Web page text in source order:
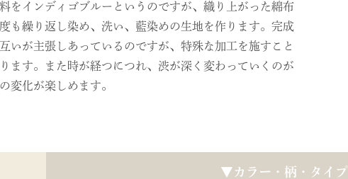
をインディゴブルーというのですが、織り上がった綿布
も繰り返し染め、洗い、藍染めの生地を作ります。完成
いが主張しあっているのですが、特殊な加工を施すこと
ます。また時が経つにつれ、渋が深く変わっていくのが
変化が楽しめます。
▼カラー・柄・タイプ